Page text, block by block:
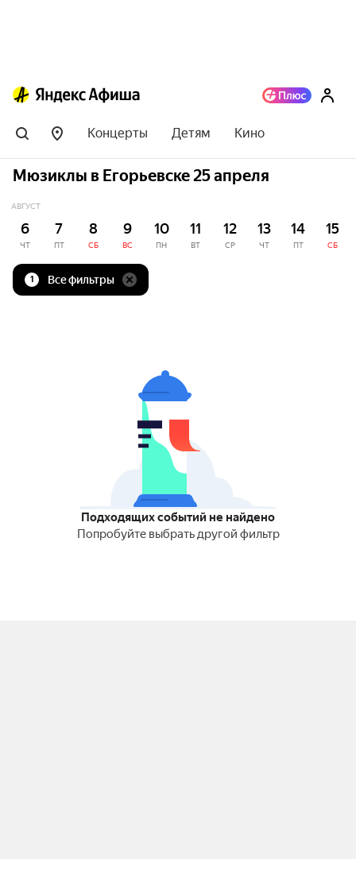
Концерты Детям Кино
Мюзиклы в Егорьевске 25 апреля
АВГУСТ
6
ЧТ
7
ПТ
8
СБ
9
ВС
10
ПН
11
ВТ
12
СР
13
ЧТ
14
ПТ
15
СБ
1 Все фильтры
Подходящих событий не найдено
Попробуйте выбрать другой фильтр